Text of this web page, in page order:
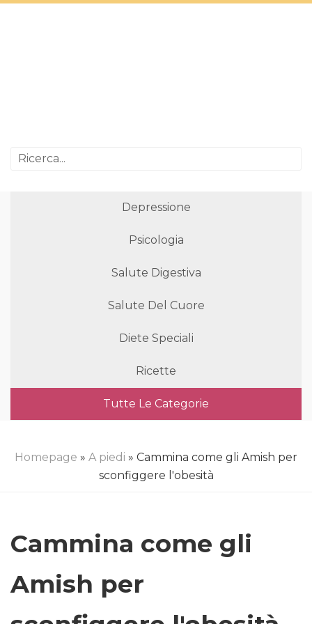
Depressione
Psicologia
Salute Digestiva
Salute Del Cuore
Diete Speciali
Ricette
Tutte Le Categorie
Homepage » A piedi » Cammina come gli Amish per
sconfiggere l'obesità
Cammina come gli
Amish per